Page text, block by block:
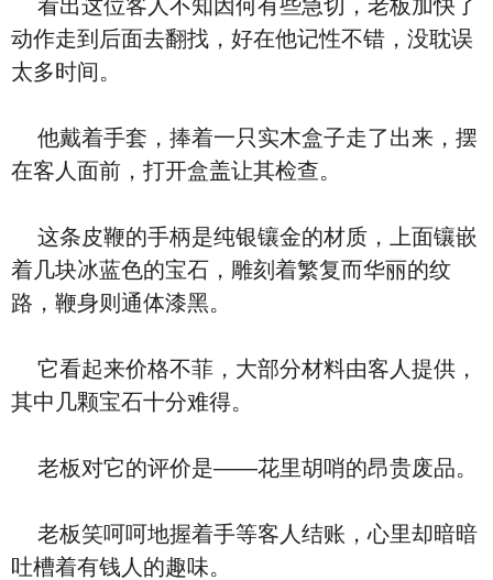
看出这位客人不知因何有些急切，老板加快了
动作走到后面去翻找，好在他记性不错，没耽误
太多时间。
他戴着手套，捧着一只实木盒子走了出来，摆
在客人面前，打开盒盖让其检查。
这条皮鞭的手柄是纯银镶金的材质，上面镶嵌
着几块冰蓝色的宝石，雕刻着繁复而华丽的纹
路，鞭身则通体漆黑。
它看起来价格不菲，大部分材料由客人提供，
其中几颗宝石十分难得。
老板对它的评价是——花里胡哨的昂贵废品。
老板笑呵呵地握着手等客人结账，心里却暗暗
吐槽着有钱人的趣味。